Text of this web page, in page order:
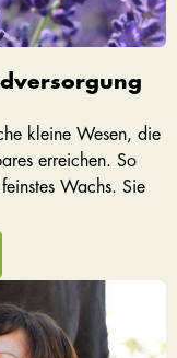
kleine Wesen, die
erreichen. So
Wachs. Sie